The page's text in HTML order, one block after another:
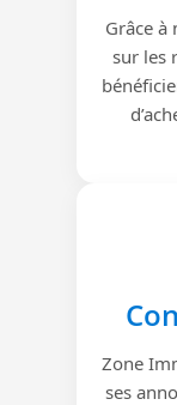
Grâce à
sur les
Zone
ses